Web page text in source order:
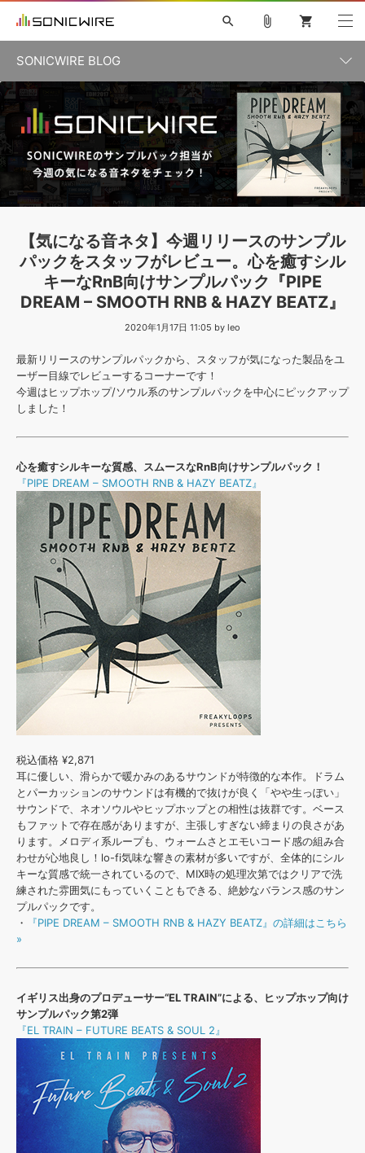
ソフト音源 »
プラグイン・エフェクト »
ソフトウェア／ツール »
効果音 »
BGM »
キャンペーン »
特集 »
ニュースレター »
SONICWIREブログ »
製品サポート情報 »
DTMガイド »
お問い合わせ »
音楽カード
無償のサウンド管理ソフト
次世代型ボーカル・エディタ
APS 映像のBGM・
SLS 音素材の制作・
search
初音ミク V4X 鏡音リン・レン V4X
巡音ルカ V4X
ボーカル抜き出し
MEIKO V3 KAITO V3
MASSIVE
SYLENTH1
VOCALOID VIENNA
ライセンスフリーBGM
TOONTRACK
サンプルパックを試そう
MUTANT
シネマティック音源特集
EZdrummer2
KOTO NATION
ソフト音源 プラグイン・エフェクト サンプルパック
ソフトウェア／ツール DAW 効果音 BGM
attach_file shopping_cart
SONICWIRE BLOG
カテゴリ一覧
記事一覧
【気になる音ネタ】今週リリースのサンプル
パックをスタッフがレビュー。心を癒すシル
キーなRnB向けサンプルパック『PIPE
DREAM – SMOOTH RNB & HAZY BEATZ』
2020年1月17日 11:05 by leo
最新リリースのサンプルパックから、スタッフが気になった製品をユ
ーザー目線でレビューするコーナーです！
今週はヒップホップ/ソウル系のサンプルパックを中心にピックアップ
しました！
心を癒すシルキーな質感、スムースなRnB向けサンプルパック！
『PIPE DREAM – SMOOTH RNB & HAZY BEATZ』
税込価格 ¥2,871
耳に優しい、滑らかで暖かみのあるサウンドが特徴的な本作。ドラム
とパーカッションのサウンドは有機的で抜けが良く「やや生っぽい」
サウンドで、ネオソウルやヒップホップとの相性は抜群です。ベース
もファットで存在感がありますが、主張しすぎない締まりの良さがあ
ります。メロディ系ループも、ウォームさとエモいコード感の組み合
わせが心地良し！lo-fi気味な響きの素材が多いですが、全体的にシル
キーな質感で統一されているので、MIX時の処理次第ではクリアで洗
練された雰囲気にもっていくこともできる、絶妙なバランス感のサン
プルパックです。
・
『PIPE DREAM – SMOOTH RNB & HAZY BEATZ』の詳細はこちら
»
イギリス出身のプロデューサー“EL TRAIN”による、ヒップホップ向け
サンプルパック第2弾
『EL TRAIN – FUTURE BEATS & SOUL 2』